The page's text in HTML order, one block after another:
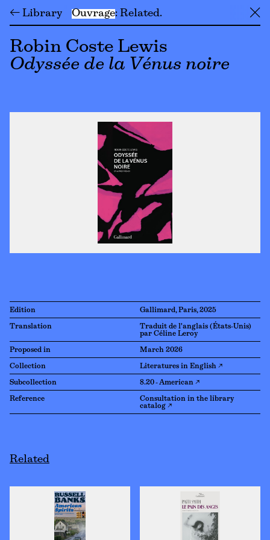
← Library Ouvrage Related ╳
Robin Coste Lewis
Odyssée de la Vénus noire
Edition Gallimard, Paris, 2025
Translation
Traduit de l'anglais (États-Unis)
par Céline Leroy
Proposed in March 2026
Collection Literatures in English ↗
Subcollection 8.20 - American ↗
Reference
Consultation in the library
catalog ↗
Related